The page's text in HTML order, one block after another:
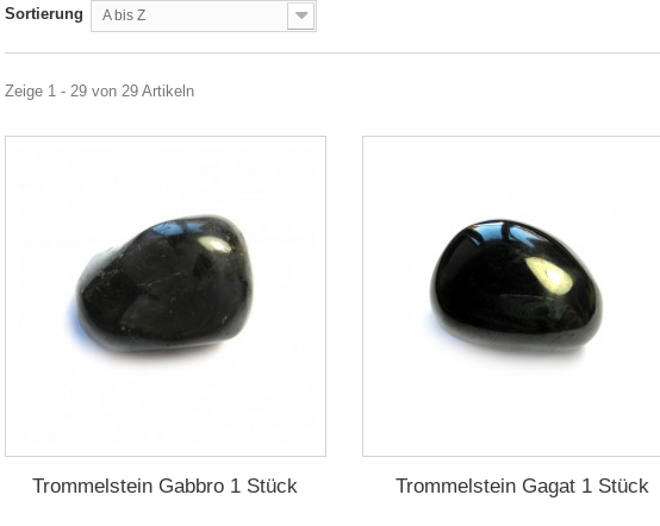
Sortierung A bis Z
Zeige 1 - 29 von 29 Artikeln
Trommelstein Gabbro 1 Stück Trommelstein Gagat 1 Stück